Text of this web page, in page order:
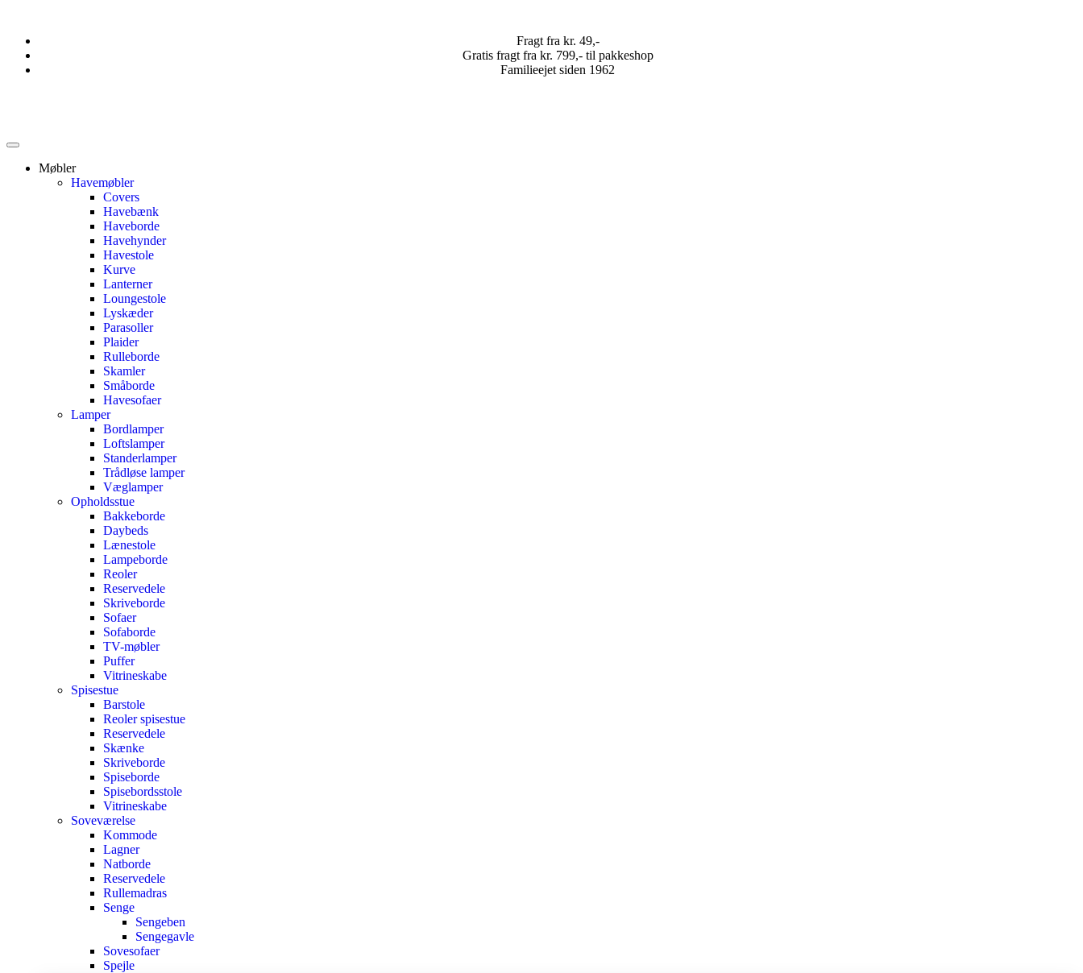
Fragt fra kr. 49,-
Gratis fragt fra kr. 799,- til pakkeshop
Familieejet siden 1962
Møbler
Havemøbler
Covers
Havebænk
Haveborde
Havehynder
Havestole
Kurve
Lanterner
Loungestole
Lyskæder
Parasoller
Plaider
Rulleborde
Skamler
Småborde
Havesofaer
Lamper
Bordlamper
Loftslamper
Standerlamper
Trådløse lamper
Væglamper
Opholdsstue
Bakkeborde
Daybeds
Lænestole
Lampeborde
Reoler
Reservedele
Skriveborde
Sofaer
Sofaborde
TV-møbler
Puffer
Vitrineskabe
Spisestue
Barstole
Reoler spisestue
Reservedele
Skænke
Skriveborde
Spiseborde
Spisebordsstole
Vitrineskabe
Soveværelse
Kommode
Lagner
Natborde
Reservedele
Rullemadras
Senge
Sengeben
Sengegavle
Sovesofaer
Spejle